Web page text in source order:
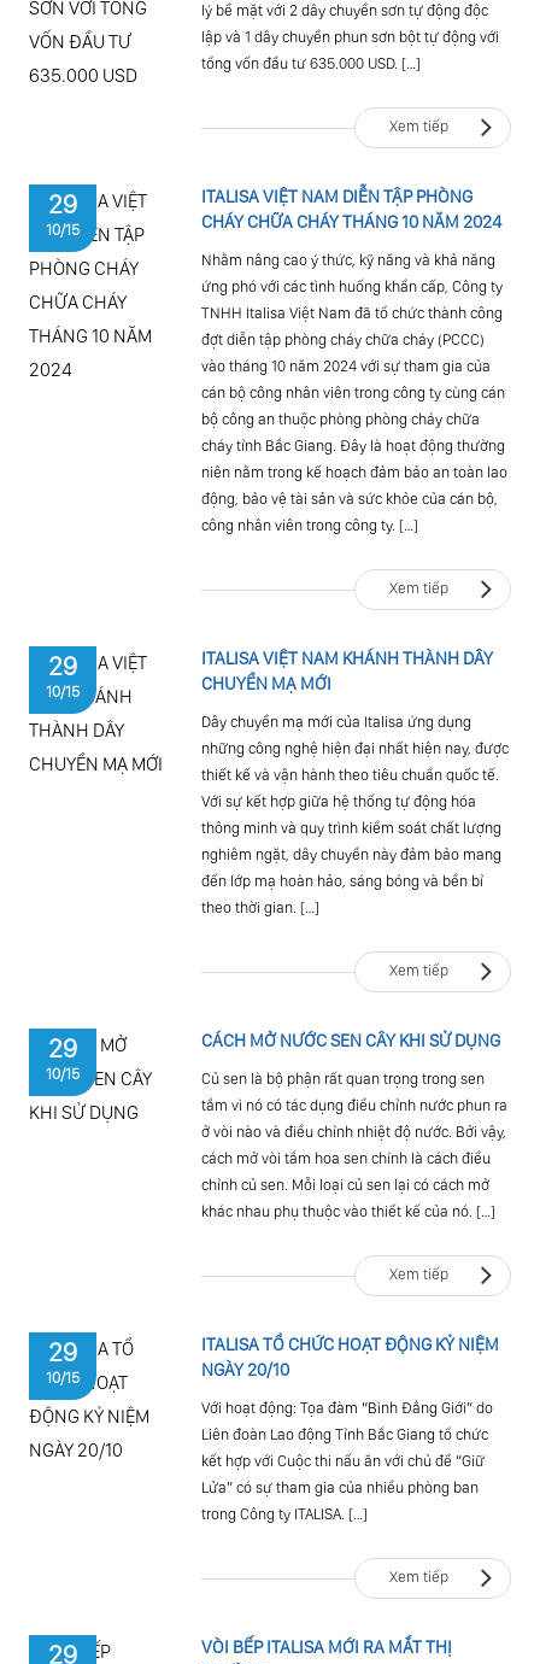
lý bề mặt với 2 dây chuyền sơn tự động độc
lập và 1 dây chuyền phun sơn bột tự động với
tổng vốn đầu tư 635.000 USD. […]
Xem tiếp
29
10/15
ITALISA VIỆT NAM DIỄN TẬP PHÒNG
CHÁY CHỮA CHÁY THÁNG 10 NĂM 2024
Nhằm nâng cao ý thức, kỹ năng và khả năng
ứng phó với các tình huống khẩn cấp, Công ty
TNHH Italisa Việt Nam đã tổ chức thành công
đợt diễn tập phòng cháy chữa cháy (PCCC)
vào tháng 10 năm 2024 với sự tham gia của
cán bộ công nhân viên trong công ty cùng cán
bộ công an thuộc phòng phòng cháy chữa
cháy tỉnh Bắc Giang. Đây là hoạt động thường
niên nằm trong kế hoạch đảm bảo an toàn lao
động, bảo vệ tài sản và sức khỏe của cán bộ,
công nhân viên trong công ty. […]
Xem tiếp
29
10/15
ITALISA VIỆT NAM KHÁNH THÀNH DÂY
CHUYỀN MẠ MỚI
Dây chuyền mạ mới của Italisa ứng dụng
những công nghệ hiện đại nhất hiện nay, được
thiết kế và vận hành theo tiêu chuẩn quốc tế.
Với sự kết hợp giữa hệ thống tự động hóa
thông minh và quy trình kiểm soát chất lượng
nghiêm ngặt, dây chuyền này đảm bảo mang
đến lớp mạ hoàn hảo, sáng bóng và bền bỉ
theo thời gian. […]
Xem tiếp
29
10/15
CÁCH MỞ NƯỚC SEN CÂY KHI SỬ DỤNG
Củ sen là bộ phận rất quan trọng trong sen
tắm vì nó có tác dụng điều chỉnh nước phun ra
ở vòi nào và điều chỉnh nhiệt độ nước. Bởi vậy,
cách mở vòi tắm hoa sen chính là cách điều
chỉnh củ sen. Mỗi loại củ sen lại có cách mở
khác nhau phụ thuộc vào thiết kế của nó. […]
Xem tiếp
29
10/15
ITALISA TỔ CHỨC HOẠT ĐỘNG KỶ NIỆM
NGÀY 20/10
Với hoạt động: Tọa đàm “Bình Đẳng Giới” do
Liên đoàn Lao động Tỉnh Bắc Giang tổ chức
kết hợp với Cuộc thi nấu ăn với chủ đề “Giữ
Lửa” có sự tham gia của nhiều phòng ban
trong Công ty ITALISA. […]
Xem tiếp
29
VÒI BẾP ITALISA MỚI RA MẮT THỊ